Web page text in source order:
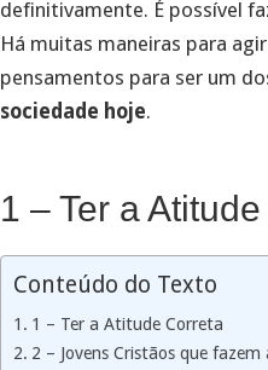
definitivamente. É possível
Há muitas maneiras para
pensamentos para ser um
sociedade hoje.
1 – Ter a
Conteúdo do Texto
1 – Ter a Atitude Correta
2 – Jovens Cristãos que